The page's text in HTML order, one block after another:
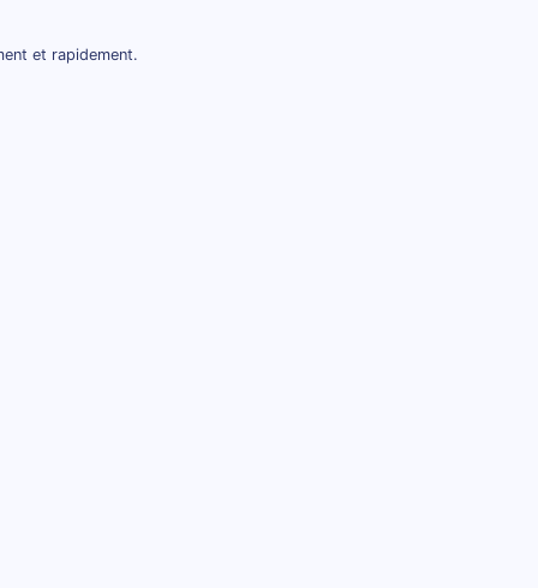
et rapidement.